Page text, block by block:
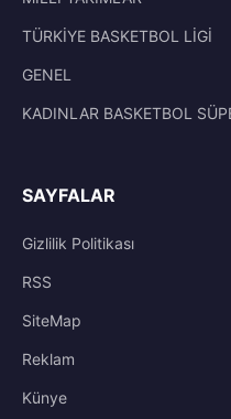
TÜRKİYE BASKETBOL LİGİ
GENEL
KADINLAR BASKETBOL
SAYFALAR
Gizlilik Politikası
RSS
SiteMap
Reklam
Künye